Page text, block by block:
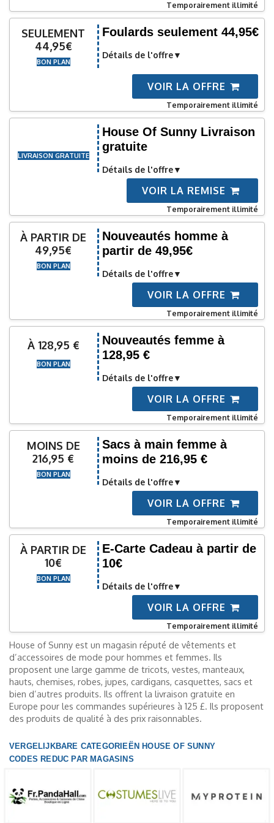
Temporairement illimité
SEULEMENT
44,95€
BON PLAN
Foulards seulement 44,95€
Détails de l'offre
VOIR LA OFFRE
Temporairement illimité
LIVRAISON GRATUITE
House Of Sunny Livraison
gratuite
Détails de l'offre
VOIR LA REMISE
Temporairement illimité
À PARTIR DE
49,95€
BON PLAN
Nouveautés homme à
partir de 49,95€
Détails de l'offre
VOIR LA OFFRE
Temporairement illimité
À 128,95 €
BON PLAN
Nouveautés femme à
128,95 €
Détails de l'offre
VOIR LA OFFRE
Temporairement illimité
MOINS DE
216,95 €
BON PLAN
Sacs à main femme à
moins de 216,95 €
Détails de l'offre
VOIR LA OFFRE
Temporairement illimité
À PARTIR DE
10€
BON PLAN
E-Carte Cadeau à partir de
10€
Détails de l'offre
VOIR LA OFFRE
Temporairement illimité
House of Sunny est un magasin réputé de vêtements et
d’accessoires de mode pour hommes et femmes. Ils
proposent une large gamme de tricots, vestes, manteaux,
hauts, chemises, robes, jupes, cardigans, casquettes, sacs et
bien d’autres produits. Ils offrent la livraison gratuite en
Europe pour les commandes supérieures à 125 £. Ils proposent
des produits de qualité à des prix raisonnables.
VERGELIJKBARE CATEGORIEËN HOUSE OF SUNNY
CODES REDUC PAR MAGASINS